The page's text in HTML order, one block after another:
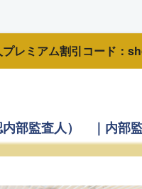
プレミアム割引コード：
内部監査人） ｜内部